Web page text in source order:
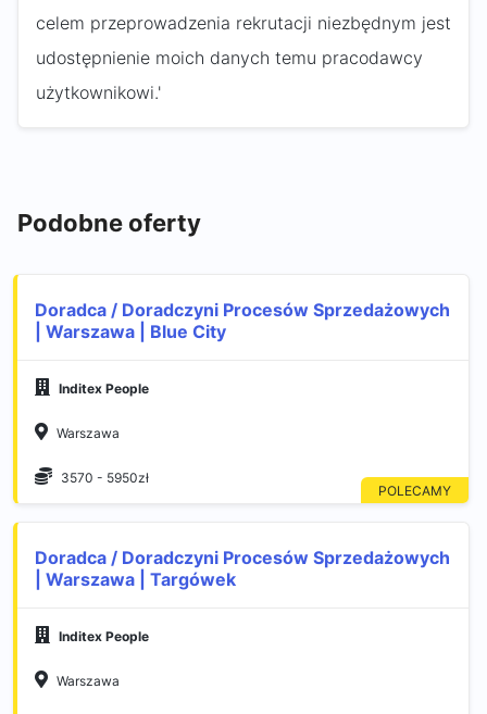
celem przeprowadzenia rekrutacji niezbędnym jest
udostępnienie moich danych temu pracodawcy
użytkownikowi.'
Podobne oferty
Doradca / Doradczyni Procesów Sprzedażowych
| Warszawa | Blue City
Inditex People
Warszawa
3570 - 5950zł
Doradca / Doradczyni Procesów Sprzedażowych
| Warszawa | Targówek
Inditex People
Warszawa